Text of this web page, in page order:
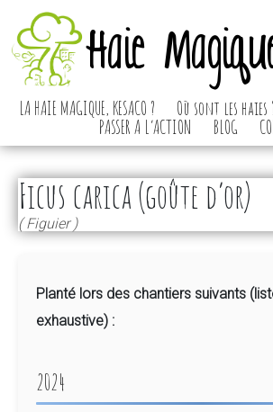
Haie
LA HAIE MAGIQUE, KESACO ? Où sont les haies
PASSER A L’ACTION
BLOG
Ficus carica (goûte d’or)
( Figuier )
Planté lors des chantiers suivants
exhaustive) :
2024